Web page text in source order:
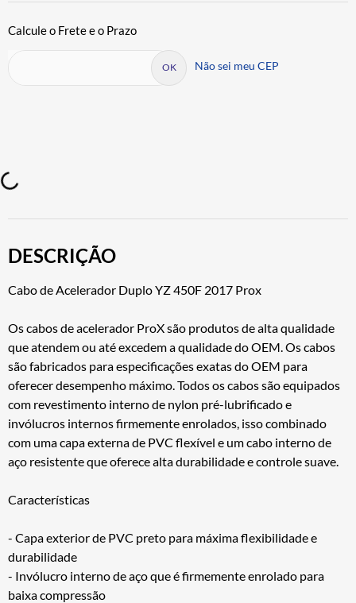
Não sei meu CEP
DESCRIÇÃO
Cabo de Acelerador Duplo YZ 450F 2017 Prox
Os cabos de acelerador ProX são produtos de alta qualidade
que atendem ou até excedem a qualidade do OEM. Os cabos
são fabricados para especificações exatas do OEM para
oferecer desempenho máximo. Todos os cabos são equipados
com revestimento interno de nylon pré-lubrificado e
invólucros internos firmemente enrolados, isso combinado
com uma capa externa de PVC flexível e um cabo interno de
aço resistente que oferece alta durabilidade e controle suave.
Características
- Capa exterior de PVC preto para máxima flexibilidade e
durabilidade
- Invólucro interno de aço que é firmemente enrolado para
baixa compressão